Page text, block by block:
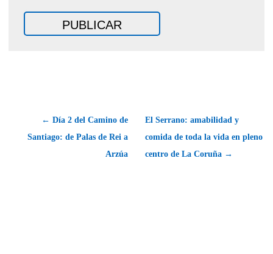
← Día 2 del Camino de
Santiago: de Palas de Rei a
Arzúa
El Serrano: amabilidad y
comida de toda la vida en pleno
centro de La Coruña →